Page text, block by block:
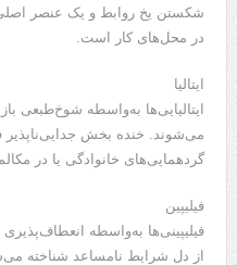
شکستن یخ روابط و یک عنصر
در محل‌های کار است.
ایتالیا
ایتالیایی‌ها به‌واسطه شوخ‌طبعی
می‌شوند. خنده بخش جدایی‌ناپذیر
گردهمایی‌های خانوادگی یا در
فیلیپین
فیلیپینی‌ها به‌واسطه
از دل شرایط نامساعد شناخته